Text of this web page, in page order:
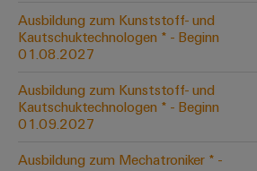
Öl
&
Sicherer
Betrieb
mit
Lösungen
Industrial
Automation
Industrial
IoT
Industrial
I/O-
Systeme
Industrial
Ethernet
Touch-
Webinare
PSIRT
Digitale
Bestellmöglichkeiten
Automation
Solution
finden
Solution
Partner
Stellenbörse
Ausbildung zum Kunststoff- und
Kautschuktechnologen * - Beginn
01.08.2027
Ausbildung zum Kunststoff- und
Kautschuktechnologen * - Beginn
01.09.2027
Ausbildung zum Mechatroniker * -